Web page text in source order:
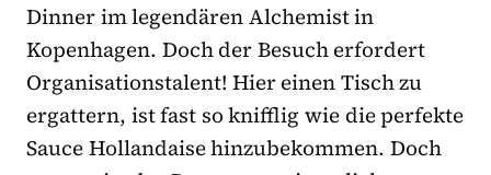
Dinner im legendären Alchemist in
Kopenhagen. Doch der Besuch erfordert
Organisationstalent! Hier einen Tisch zu
ergattern, ist fast so knifflig wie die perfekte
Sauce Hollandaise hinzubekommen. Doch